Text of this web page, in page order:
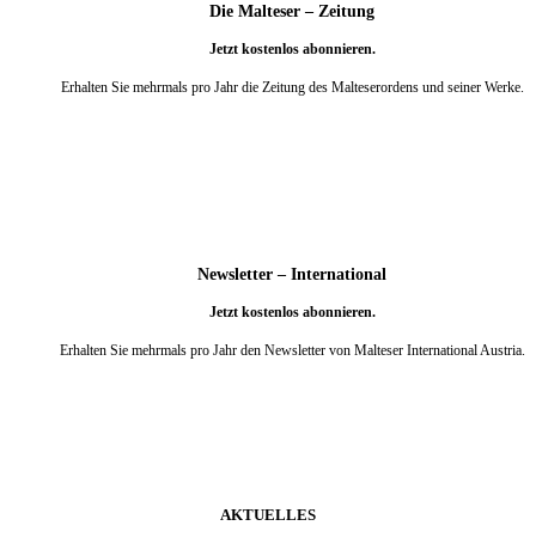
Die Malteser – Zeitung
Jetzt kostenlos abonnieren.
Erhalten Sie mehrmals pro Jahr die Zeitung des Malteserordens und seiner Werke.
Newsletter – International
Jetzt kostenlos abonnieren.
Erhalten Sie mehrmals pro Jahr den Newsletter von Malteser International Austria.
AKTUELLES